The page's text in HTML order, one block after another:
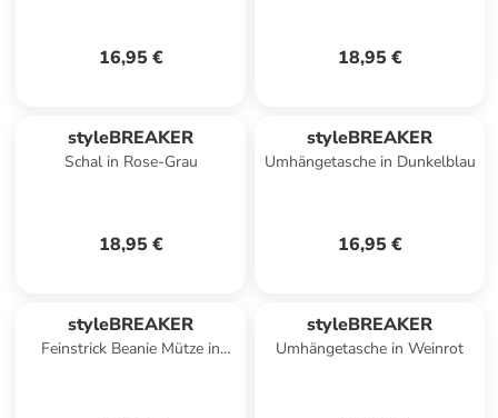
16,95 € 18,95 €
styleBREAKER
Schal in Rose-Grau
18,95 €
styleBREAKER
Umhängetasche in Dunkelblau
16,95 €
styleBREAKER
Feinstrick Beanie Mütze in
styleBREAKER
Umhängetasche in Weinrot